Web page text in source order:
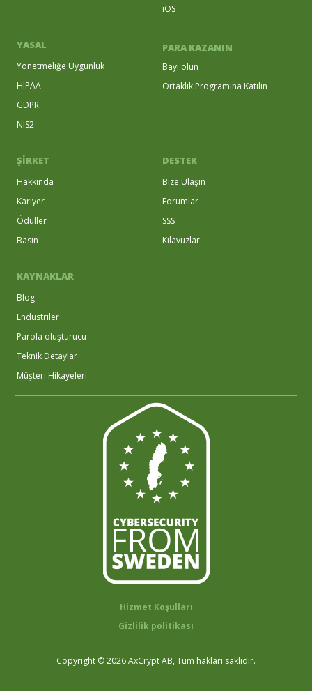
iOS
YASAL
Yönetmeliğe Uygunluk
HIPAA
GDPR
NIS2
PARA KAZANIN
Bayi olun
Ortaklık Programına Katılın
ŞİRKET
Hakkında
Kariyer
Ödüller
Basın
DESTEK
Bize Ulaşın
Forumlar
SSS
Kılavuzlar
KAYNAKLAR
Blog
Endüstriler
Parola oluşturucu
Teknik Detaylar
Müşteri Hikayeleri
Hizmet Koşulları
Gizlilik politikası
Copyright © 2026 AxCrypt AB, Tüm hakları saklıdır.